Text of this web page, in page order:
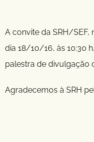
A convite da SRH/SEF,
dia 18/10/16, às 10:30
palestra de divulgação
Agradecemos à SRH